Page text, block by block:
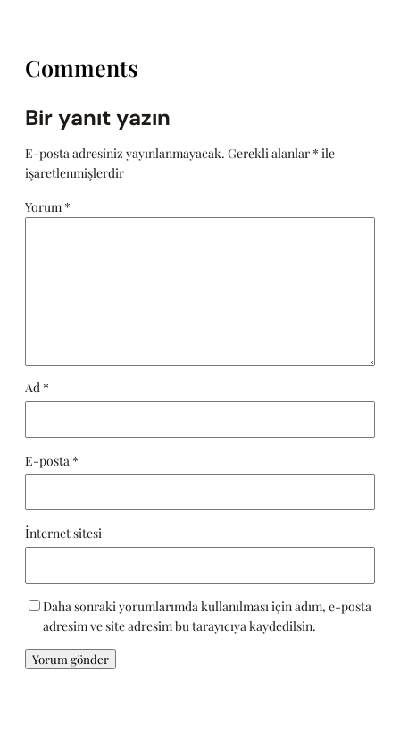
Comments
Bir yanıt yazın
E-posta adresiniz yayınlanmayacak. Gerekli alanlar * ile
işaretlenmişlerdir
Yorum *
Ad *
E-posta *
İnternet sitesi
Daha sonraki yorumlarımda kullanılması için adım, e-posta
adresim ve site adresim bu tarayıcıya kaydedilsin.